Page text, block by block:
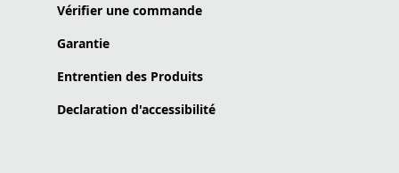
Vérifier une commande
Garantie
Entrentien des Produits
Declaration d'accessibilité